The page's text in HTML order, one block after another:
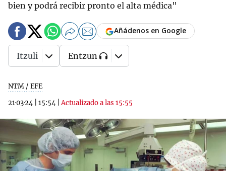
bien y podrá recibir pronto el alta médica"
NTM / EFE
21·03·24
15:54 |Actualizado a las 15:55
Añádenos en Google
Itzuli Entzun